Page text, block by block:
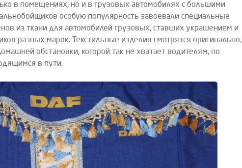
в помещениях, но и в грузовых автомобилях с большими
особую популярность завоевали специальные
из ткани для автомобилей грузовых, ставших украшением и
разных марок. Текстильные изделия смотрятся оригинально,
обстановки, которой так не хватает водителям, по
в пути.